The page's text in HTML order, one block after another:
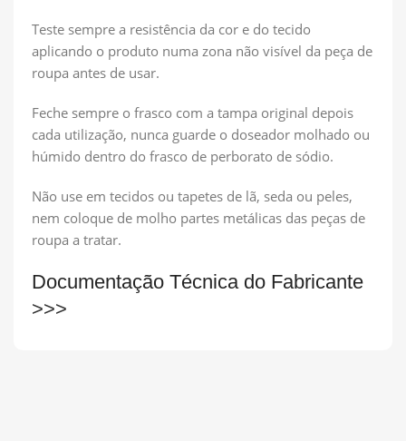
Teste sempre a resistência da cor e do tecido
aplicando o produto numa zona não visível da peça de
roupa antes de usar.
Feche sempre o frasco com a tampa original depois
cada utilização, nunca guarde o doseador molhado ou
húmido dentro do frasco de perborato de sódio.
Não use em tecidos ou tapetes de lã, seda ou peles,
nem coloque de molho partes metálicas das peças de
roupa a tratar.
Documentação Técnica do Fabricante
>>>